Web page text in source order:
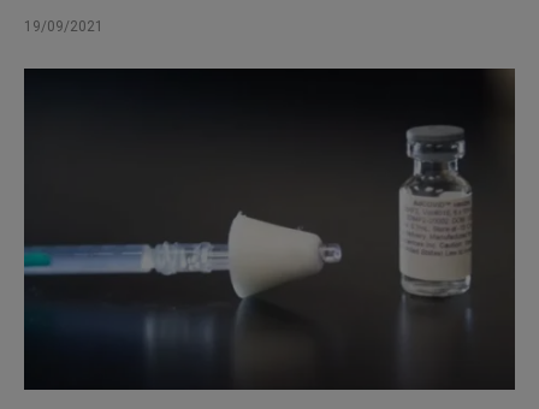
19/09/2021